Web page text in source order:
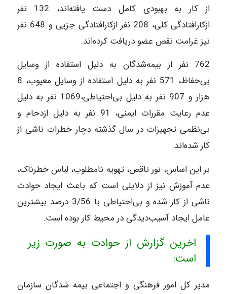
از کار به بهبودی کامل دست یافته‌اند، 132 نفر
ازکارافتادگی کلی، 208 نفر ازکارافتادگی جزیی و 648 نفر
نیز غرامت نقص عضو دریافت کرده‌اند.
762 نفر از بیمه‌شدگان به دلیل استفاده از وسایل
بی‌حفاظ، 571 نفر به دلیل استفاده از وسایل معیوب، 8
هزار و 907 نفر به دلیل بی‌احتیاطی،1069 نفر به دلیل
عدم رعایت مقررات ایمنی، 91 نفر به دلیل ازدحام و
بی‌نظمی تجهیزات در سال گذشته دچار خطرات ناشی از
کار شده‌اند.
بر این اساس، نور ناقص، تهویه نامطلوب، لباس خطرناک،
عدم آموزش نیز از دلایلی است که باعث ایجاد حوادث
ناشی از کار شده و بی‌احتیاطی با 3/56 درصد بیشترین
عامل ایجاد آسیب‌دیدگی در محیط کار بوده است.
اخرین گزارش از حوادث به صورت زیر
است:
مدیر کل امور فرهنگی و اجتماعی بیمه شدگان سازمان